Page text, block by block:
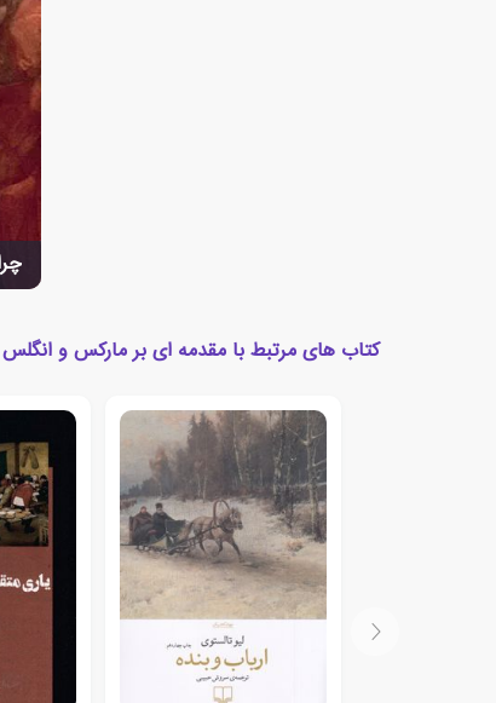
کتاب های مرتبط با مقدمه ای بر مارکس و انگلس